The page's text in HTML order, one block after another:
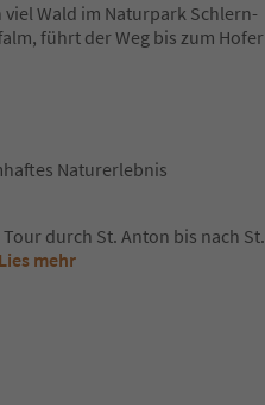
Wald im Naturpark Schlern-
führt der Weg bis zum Hofer
Naturerlebnis
durch St. Anton bis nach St.
Lies mehr